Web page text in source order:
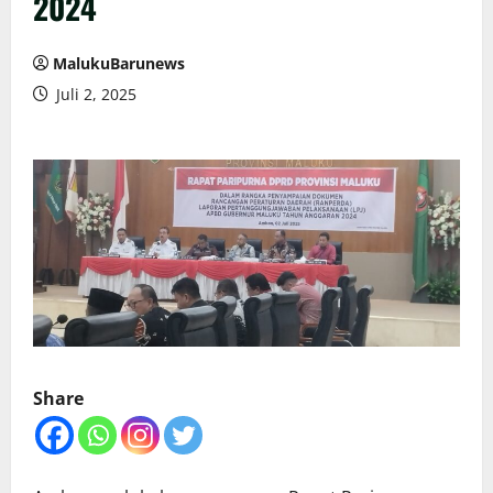
MalukuBarunews
Juli 2, 2025
Share